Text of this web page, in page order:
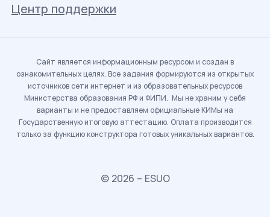
Центр поддержки
Сайт является информационным ресурсом и создан в
ознакомительных целях. Все задания формируются из открытых
источников сети интернет и из образовательных ресурсов
Министерства образования РФ и ФИПИ. Мы не храним у себя
варианты и не предоставляем официальные КИМы на
Государственную итоговую аттестацию. Оплата производится
только за функцию конструктора готовых уникальных вариантов.
© 2026 – ESUO